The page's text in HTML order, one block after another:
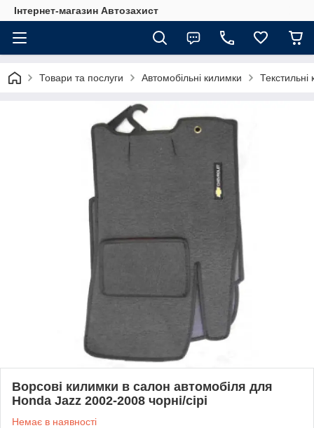
Інтернет-магазин Автозахист
Товари та послуги Автомобільні килимки
Ворсові килимки в салон автомобіля для
Honda Jazz 2002-2008 чорні/сірі
Немає в наявності